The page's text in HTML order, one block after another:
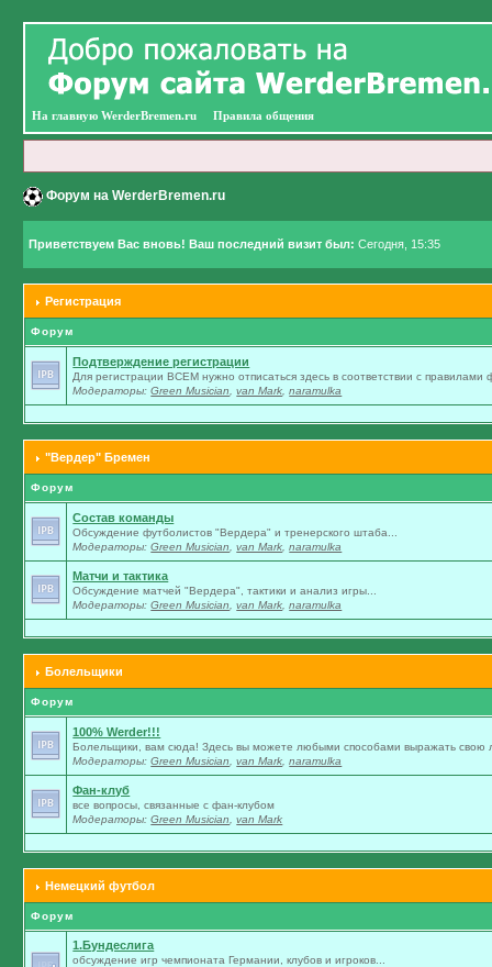
На главную WerderBremen.ru Правила общения
Форум на WerderBremen.ru
Приветствуем Вас вновь! Ваш последний визит был:Сегодня, 15:35
Регистрация
Форум
Подтверждение регистрации
Для регистрации ВСЕМ нужно отписаться здесь в соответствии с правилами
Модераторы:Green Musician ,van Mark ,naramulka
"Вердер" Бремен
Форум
Состав команды
Обсуждение футболистов "Вердера" и тренерского штаба...
Модераторы:Green Musician ,van Mark ,naramulka
Матчи и тактика
Обсуждение матчей "Вердера", тактики и анализ игры...
Модераторы:Green Musician ,van Mark ,naramulka
Болельщики
Форум
100% Werder!!!
Болельщики, вам сюда! Здесь вы можете любыми способами выражать свою
Модераторы:Green Musician ,van Mark ,naramulka
Фан-клуб
все вопросы, связанные с фан-клубом
Модераторы:Green Musician ,van Mark
Немецкий футбол
Форум
1.Бундеслига
обсуждение игр чемпионата Германии, клубов и игроков...